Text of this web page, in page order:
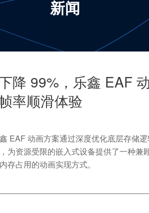
新闻
降 99%，乐鑫 EAF
率顺滑体验
EAF 动画方案通过深度优化底层存储
为资源受限的嵌入式设备提供了一种兼
存占用的动画实现方式。